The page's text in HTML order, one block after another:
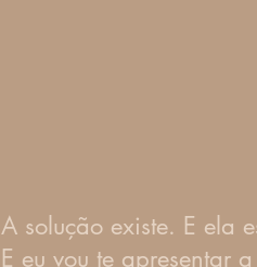
A solução existe. E ela
E eu vou te apresentar